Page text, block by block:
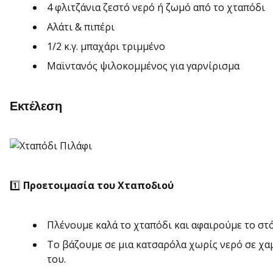
4 φλιτζάνια ζεστό νερό ή ζωμό από το χταπόδι
Αλάτι & πιπέρι
1/2 κ.γ. μπαχάρι τριμμένο
Μαϊντανός ψιλοκομμένος για γαρνίρισμα
Εκτέλεση
1️⃣ Προετοιμασία του Χταποδιού
Πλένουμε καλά το χταπόδι και αφαιρούμε το
Το βάζουμε σε μια κατσαρόλα χωρίς νερό σε
του.